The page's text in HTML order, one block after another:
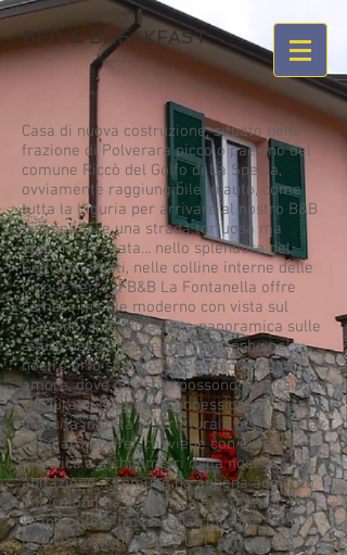
BED & BREAKFAST
Casa di nuova costruzione, situato nella
frazione di Polverara piccolo paesino del
comune Riccò del Golfo di La Spezia,
ovviamente raggiungibile in auto, come
tutta la Liguria per arrivare al nostro B&B
bisogna fare una strada tortuosa ma
appena asfaltata... nello splendore del
Golfo dei Poeti, nelle colline interne delle
Cinque terre il B&B La Fontanella offre
camere in stile moderno con vista sul
giardino, splendida vista panoramica sulle
alture del golfo spezzino ed anche nel
nostro orto seguito da Paolo con tanto
amore, dove gli ospiti possono servirsi con
verdura di stagione, connessione Wi-Fi
gratuita in tutta la struttura e piscina relax
nel giardino. Per chi viene con auto
elettrica a 4 chilometri dalla nostra
abitazione il Comune ha appena aggiunto
una colonnina di ricarica e sempre li
vicino potete trovare distributore
provvisto anche di gas GPL per auto.